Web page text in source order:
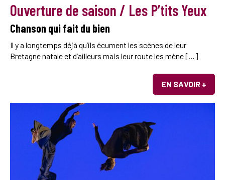
Ouverture de saison / Les P’tits Yeux
Chanson qui fait du bien
Il y a longtemps déjà qu’ils écument les scènes de leur
Bretagne natale et d’ailleurs mais leur route les mène […]
EN SAVOIR +